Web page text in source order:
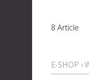
8 Article
E-SHOP ›